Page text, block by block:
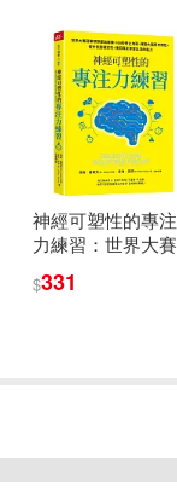
神經可塑性的專注
力練習：世界大賽
練，180秒終止內
$331